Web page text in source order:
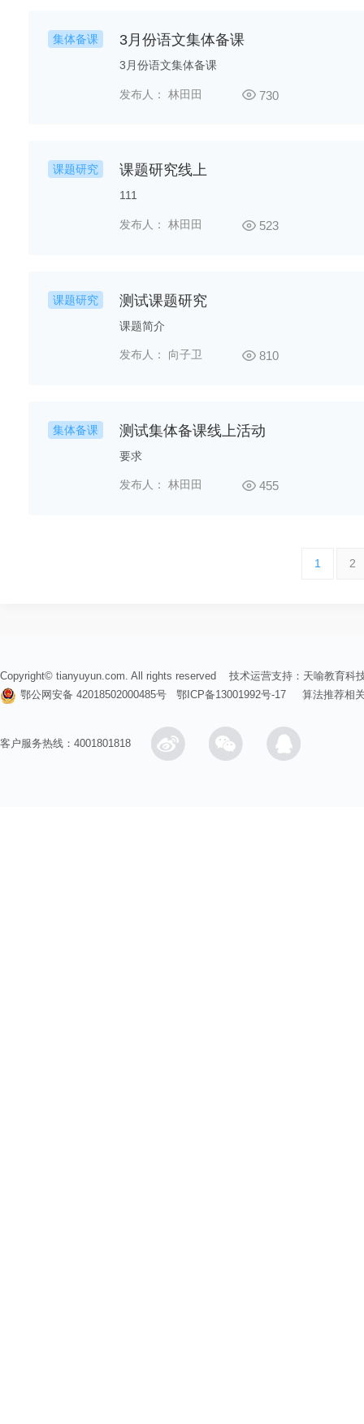
集体备课 3月份语文集体备课
3月份语文集体备课
发布人： 林田田 730
课题研究 课题研究线上
111
发布人： 林田田 523
课题研究 测试课题研究
课题简介
发布人： 向子卫 810
集体备课 测试集体备课线上活动
要求
发布人： 林田田 455
1 2
Copyright© tianyuyun.com. All rights reserved 技术运营支持： 天喻教育科
鄂公网安备 42018502000485号
鄂ICP备13001992号-17 算法推荐相
客户服务热线：4001801818